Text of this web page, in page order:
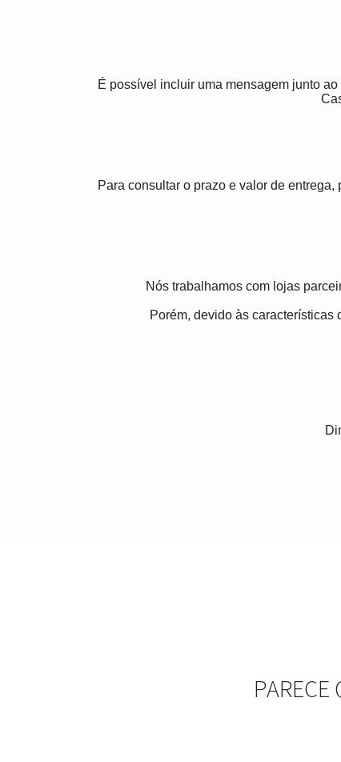
É possível incluir uma mensagem junto
Para consultar o prazo e valor de
Nós trabalhamos com lojas
Porém, devido às características